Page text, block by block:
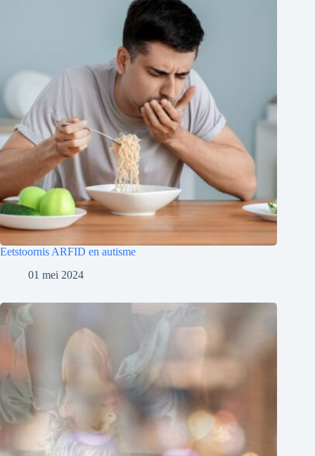
Eetstoornis ARFID en autisme
01 mei 2024